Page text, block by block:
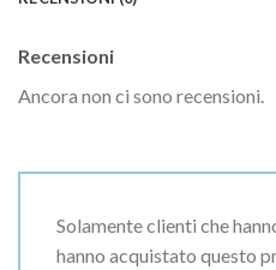
Recensioni
Ancora non ci sono recensioni.
Solamente clienti che
hanno acquistato questo